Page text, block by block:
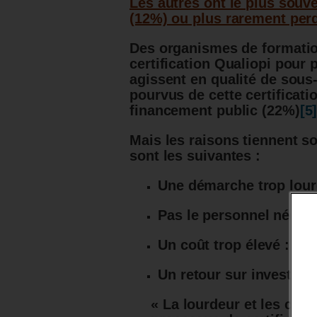
(12%) ou plus rarement
Des organismes de
certification Qualiopi pour
agissent en qualité de
pourvus de cette
financement public (22%) [5]
Mais les raisons tiennent
sont les suivantes :
Une démarche trop
Pas le personnel
Un coût trop élevé :
Un retour sur
« La lourdeur et les